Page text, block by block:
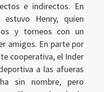
e indirectos. En
Henry, quien
y torneos con un
amigos. En parte por
cooperativa, el Inder
a las afueras
sin nombre, pero